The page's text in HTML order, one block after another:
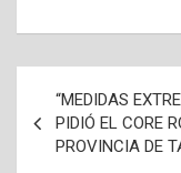
“MEDIDAS
PIDIÓ EL CORE
PROVINCIA DE